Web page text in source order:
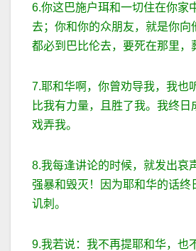
6.你这巴施户珥和一切住在你家
去；你和你的众朋友，就是你向
都必到巴比伦去，要死在那里，
7.耶和华啊，你曾劝导我，我也
比我有力量，且胜了我。我终日
戏弄我。
8.我每逢讲论的时候，就发出哀
强暴和毁灭！因为耶和华的话终
讥刺。
9.我若说：我不再提耶和华，也